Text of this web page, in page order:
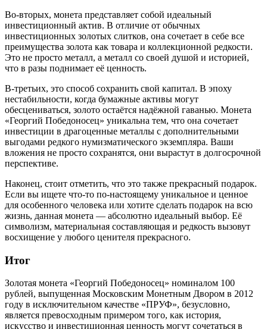
Во-вторых, монета представляет собой идеальный
инвестиционный актив. В отличие от обычных
инвестиционных золотых слитков, она сочетает в себе все
преимущества золота как товара и коллекционной редкости.
Это не просто металл, а металл со своей душой и историей,
что в разы поднимает её ценность.
В-третьих, это способ сохранить свой капитал. В эпоху
нестабильности, когда бумажные активы могут
обесцениваться, золото остаётся надёжной гаванью. Монета
«Георгий Победоносец» уникальна тем, что она сочетает
инвестиции в драгоценные металлы с дополнительными
выгодами редкого нумизматического экземпляра. Ваши
вложения не просто сохранятся, они вырастут в долгосрочной
перспективе.
Наконец, стоит отметить, что это также прекрасный подарок.
Если вы ищете что-то по-настоящему уникальное и ценное
для особенного человека или хотите сделать подарок на всю
жизнь, данная монета — абсолютно идеальный выбор. Её
символизм, материальная составляющая и редкость вызовут
восхищение у любого ценителя прекрасного.
Итог
Золотая монета «Георгий Победоносец» номиналом 100
рублей, выпущенная Московским Монетным Двором в 2012
году в исключительном качестве «ПРУФ», безусловно,
является превосходным примером того, как история,
искусство и инвестиционная ценность могут сочетаться в